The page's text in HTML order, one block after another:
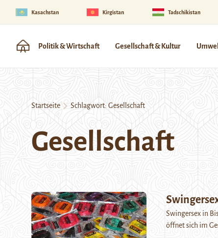
Kasachstan Kirgistan Tadschikistan
Politik & Wirtschaft Gesellschaft & Kultur
Startseite Schlagwort: Gesellschaft
Gesellschaft
Swingersex in
öffnet sich im